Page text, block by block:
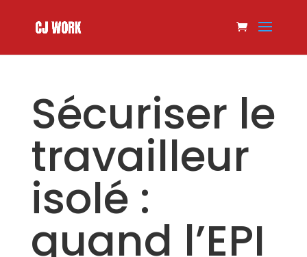
Sécuriser le
travailleur
isolé :
quand l’EPI